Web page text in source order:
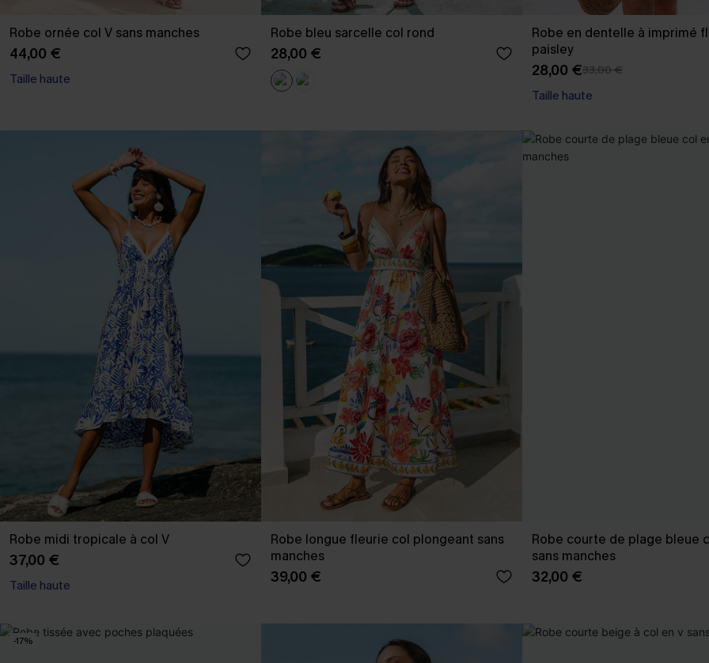
Robe ornée col V sans manches
44,00 €
Taille haute
Robe bleu sarcelle col rond
28,00 €
Robe en dentelle à imprimé
paisley
28,00 €33,00 €
Taille haute
Robe midi tropicale à col V
37,00 €
Taille haute
Robe longue fleurie col plongeant sans
manches
39,00 €
Robe courte de plage bleue
sans manches
32,00 €
-17%